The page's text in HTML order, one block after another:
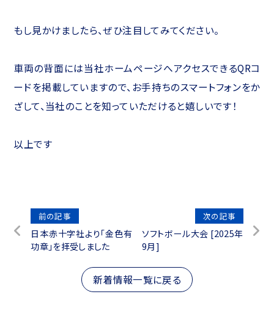
もし見かけましたら、ぜひ注目してみてください。
車両の背面には当社ホームページへアクセスできるQRコ
ードを掲載していますので、お手持ちのスマートフォンをか
ざして、当社のことを知っていただけると嬉しいです！
以上です
稿
前の記事
日本赤十字社より「金色有
功章」を拝受しました
次の記事
ソフトボール大会 [2025年
9月]
新着情報一覧に戻る